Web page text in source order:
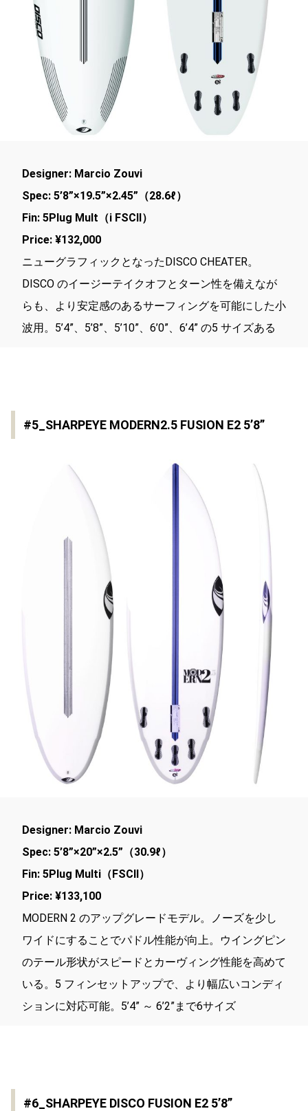
Designer: Marcio Zouvi
Spec: 5’8”×19.5”×2.45”（28.6ℓ）
Fin: 5Plug Mult（i FSCⅡ）
Price: ¥132,000
ニューグラフィックとなったDISCO CHEATER。
DISCO のイージーテイクオフとターン性を備えなが
らも、より安定感のあるサーフィングを可能にした小
波用。5’4”、5’8”、5’10”、6’0”、6’4” の5 サイズある
#5_SHARPEYE MODERN2.5 FUSION E2 5’8”
Designer: Marcio Zouvi
Spec: 5’8”×20”×2.5”（30.9ℓ）
Fin: 5Plug Multi（FSCⅡ）
Price: ¥133,100
MODERN 2 のアップグレードモデル。ノーズを少し
ワイドにすることでパドル性能が向上。ウイングピン
のテール形状がスピードとカーヴィング性能を高めて
いる。5 フィンセットアップで、より幅広いコンディ
ションに対応可能。5’4” ～ 6’2”まで6サイズ
#6_SHARPEYE DISCO FUSION E2 5’8”